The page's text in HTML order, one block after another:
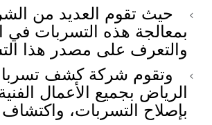
حيث تقوم العديد من
بمعالجة هذه التسربات في
والتعرف على مصدر هذا
وتقوم شركة كشف
الرياض بجميع الأعمال
بإصلاح التسربات، واكتشاف